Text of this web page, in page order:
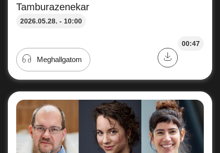
Tamburazenekar
2026.05.28. - 10:00
00:47
Meghallgatom